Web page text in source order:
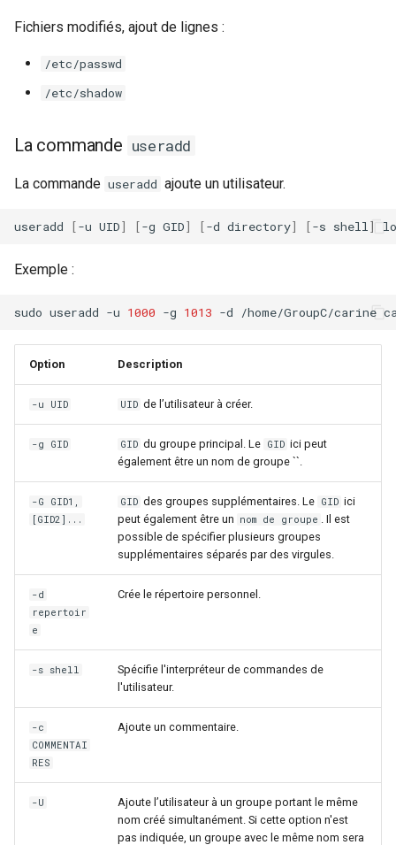
Fichiers modifiés, ajout de lignes :
/etc/passwd
/etc/shadow
La commande useradd
La commande useradd ajoute un utilisateur.
useradd [-u UID] [-g GID] [-d directory] [-s shell ]
Exemple :
sudo useradd -u 1000 -g 1013 -d /home/GroupC/carine
Option Description
-u UID UID de l’utilisateur à créer.
-g GID GID du groupe principal. Le GID ici peut
également être un nom de groupe ``.
-G GID1,
[GID2]...
GID des groupes supplémentaires. Le GID ici
peut également être un nom de groupe . Il est
possible de spécifier plusieurs groupes
supplémentaires séparés par des virgules.
-d
repertoir
e
Crée le répertoire personnel.
-s shell
Spécifie l'interpréteur de commandes de
l'utilisateur.
-c
COMMENTAI
RES
Ajoute un commentaire.
-U
Ajoute l’utilisateur à un groupe portant le même
nom créé simultanément. Si cette option n'est
pas indiquée, un groupe avec le même nom sera